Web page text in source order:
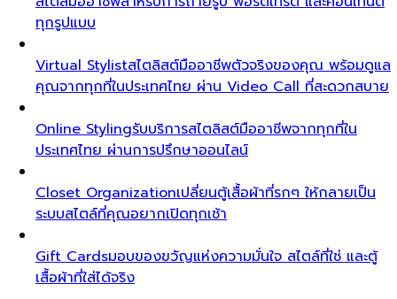
ทุกรูปแบบ
Virtual Stylistสไตลิสต์มืออาชีพตัวจริงของคุณ พร้อมดูแล
คุณจากทุกที่ในประเทศไทย ผ่าน Video Call ที่สะดวกสบาย
Online Stylingรับบริการสไตลิสต์มืออาชีพจากทุกที่ใน
ประเทศไทย ผ่านการปรึกษาออนไลน์
Closet Organizationเปลี่ยนตู้เสื้อผ้าที่รกๆ ให้กลายเป็น
ระบบสไตล์ที่คุณอยากเปิดทุกเช้า
Gift Cardsมอบของขวัญแห่งความมั่นใจ สไตล์ที่ใช่ และตู้
เสื้อผ้าที่ใส่ได้จริง